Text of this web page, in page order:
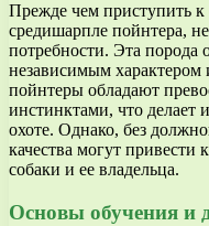
Прежде чем приступить
средишарпле пойнтера,
потребности. Эта порода
независимым
пойнтеры обладают
инстинктами, что
охоте. Однако, без
качества могут
собаки и ее владельца.
Основы обучения и